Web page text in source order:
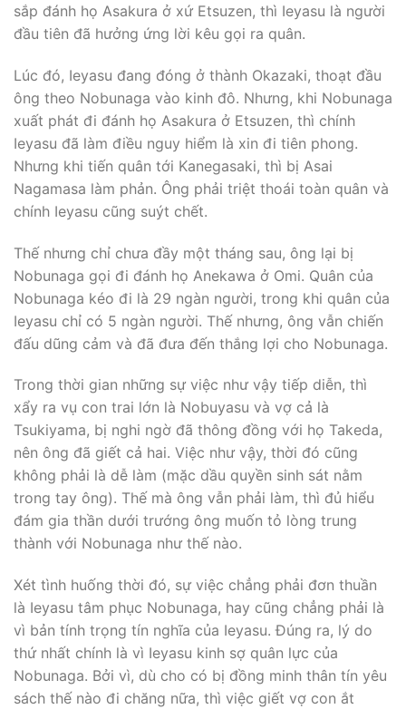
sắp đánh họ Asakura ở xứ Etsuzen, thì Ieyasu là người
đầu tiên đã hưởng ứng lời kêu gọi ra quân.
Lúc đó, Ieyasu đang đóng ở thành Okazaki, thoạt đầu
ông theo Nobunaga vào kinh đô. Nhưng, khi Nobunaga
xuất phát đi đánh họ Asakura ở Etsuzen, thì chính
Ieyasu đã làm điều nguy hiểm là xin đi tiên phong.
Nhưng khi tiến quân tới Kanegasaki, thì bị Asai
Nagamasa làm phản. Ông phải triệt thoái toàn quân và
chính Ieyasu cũng suýt chết.
Thế nhưng chỉ chưa đầy một tháng sau, ông lại bị
Nobunaga gọi đi đánh họ Anekawa ở Omi. Quân của
Nobunaga kéo đi là 29 ngàn người, trong khi quân của
Ieyasu chỉ có 5 ngàn người. Thế nhưng, ông vẫn chiến
đấu dũng cảm và đã đưa đến thắng lợi cho Nobunaga.
Trong thời gian những sự việc như vậy tiếp diễn, thì
xẩy ra vụ con trai lớn là Nobuyasu và vợ cả là
Tsukiyama, bị nghi ngờ đã thông đồng với họ Takeda,
nên ông đã giết cả hai. Việc như vậy, thời đó cũng
không phải là dễ làm (mặc dầu quyền sinh sát nằm
trong tay ông). Thế mà ông vẫn phải làm, thì đủ hiểu
đám gia thần dưới trướng ông muốn tỏ lòng trung
thành với Nobunaga như thế nào.
Xét tình huống thời đó, sự việc chẳng phải đơn thuần
là Ieyasu tâm phục Nobunaga, hay cũng chẳng phải là
vì bản tính trọng tín nghĩa của Ieyasu. Ðúng ra, lý do
thứ nhất chính là vì Ieyasu kinh sợ quân lực của
Nobunaga. Bởi vì, dù cho có bị đồng minh thân tín yêu
sách thế nào đi chăng nữa, thì việc giết vợ con ắt